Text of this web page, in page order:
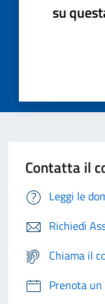
su
Contatta il
Leggi le
Richiedi
Chiama il
Prenota